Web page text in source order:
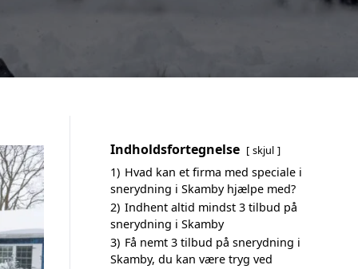
Indholdsfortegnelse skjul
1) Hvad kan et firma med speciale i
snerydning i Skamby hjælpe med?
2) Indhent altid mindst 3 tilbud på
snerydning i Skamby
3) Få nemt 3 tilbud på snerydning i
Skamby, du kan være tryg ved